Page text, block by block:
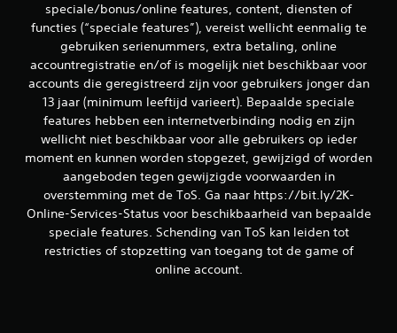
speciale/bonus/online features, content, diensten of
functies (“speciale features”), vereist wellicht eenmalig te
gebruiken serienummers, extra betaling, online
accountregistratie en/of is mogelijk niet beschikbaar voor
accounts die geregistreerd zijn voor gebruikers jonger dan
13 jaar (minimum leeftijd varieert). Bepaalde speciale
features hebben een internetverbinding nodig en zijn
wellicht niet beschikbaar voor alle gebruikers op ieder
moment en kunnen worden stopgezet, gewijzigd of worden
aangeboden tegen gewijzigde voorwaarden in
overstemming met de ToS. Ga naar https://bit.ly/2K-
Online-Services-Status voor beschikbaarheid van bepaalde
speciale features. Schending van ToS kan leiden tot
restricties of stopzetting van toegang tot de game of
online account.